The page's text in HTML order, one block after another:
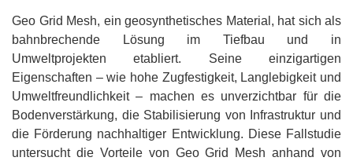
Geo Grid Mesh, ein geosynthetisches Material, hat sich als
bahnbrechende Lösung im Tiefbau und in
Umweltprojekten etabliert. Seine einzigartigen
Eigenschaften – wie hohe Zugfestigkeit, Langlebigkeit und
Umweltfreundlichkeit – machen es unverzichtbar für die
Bodenverstärkung, die Stabilisierung von Infrastruktur und
die Förderung nachhaltiger Entwicklung. Diese Fallstudie
untersucht die Vorteile von Geo Grid Mesh anhand von